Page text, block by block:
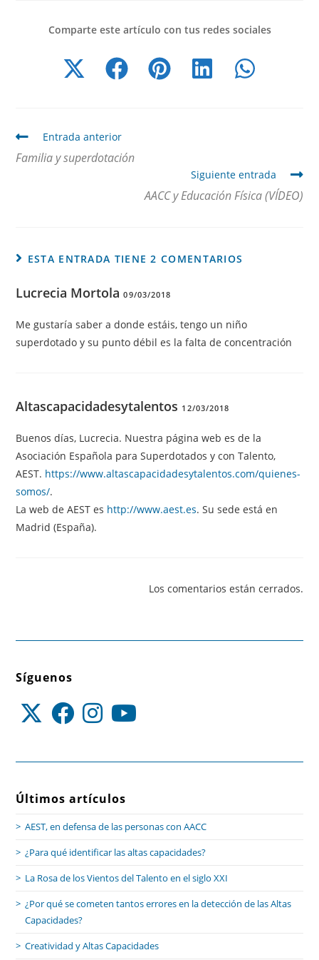
Comparte este artículo con tus redes sociales
Entrada anterior
Familia y superdotación
Siguiente entrada
AACC y Educación Física (VÍDEO)
ESTA ENTRADA TIENE 2 COMENTARIOS
Lucrecia Mortola09/03/2018
Me gustaría saber a donde estáis, tengo un niño
superdotado y su punto débil es la falta de concentración
Altascapacidadesytalentos 12/03/2018
Buenos días, Lucrecia. Nuestra página web es de la
Asociación Española para Superdotados y con Talento,
AEST. https://www.altascapacidadesytalentos.com/quienes-
somos/.
La web de AEST es http://www.aest.es. Su sede está en
Madrid (España).
Los comentarios están cerrados.
Síguenos
Últimos artículos
AEST, en defensa de las personas con AACC
¿Para qué identificar las altas capacidades?
La Rosa de los Vientos del Talento en el siglo XXI
¿Por qué se cometen tantos errores en la detección de las Altas
Capacidades?
Creatividad y Altas Capacidades